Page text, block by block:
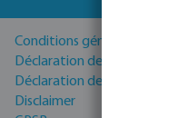
Conditions générales
Déclaration de Confidentialité
Déclaration de cookies
Disclaimer